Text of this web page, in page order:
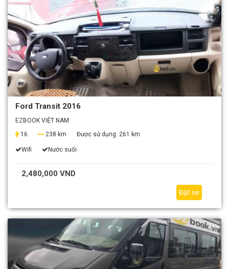
Ford Transit 2016
EZBOOK VIỆT NAM
16
238 km Được sử dụng: 261 km
Wifi Nước suối
2,480,000 VND
Đặt xe